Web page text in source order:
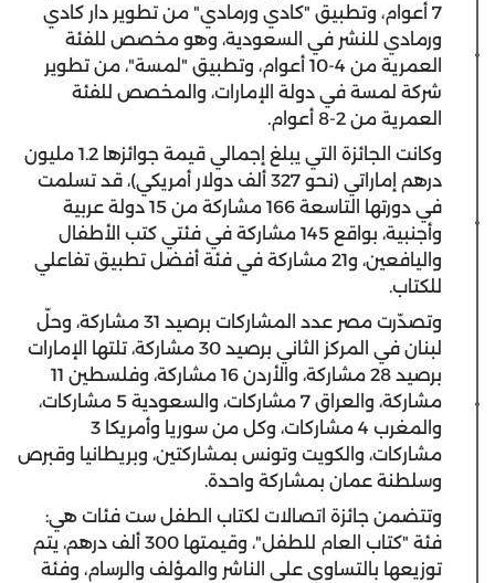
7 أعوام، وتطبيق "كادي ورمادي" من تطوير دار كادي
ورمادي للنشر في السعودية، وهو مخصص للفئة
العمرية من 4-10 أعوام، وتطبيق "لمسة"، من تطوير
شركة لمسة في دولة الإمارات، والمخصص للفئة
العمرية من 2-8 أعوام.
وكانت الجائزة التي يبلغ إجمالي قيمة جوائزها 1.2 مليون
درهم إماراتي (نحو 327 ألف دولار أمريكي)، قد تسلمت
في دورتها التاسعة 166 مشاركة من 15 دولة عربية
وأجنبية، بواقع 145 مشاركة في فئتي كتب الأطفال
واليافعين، و21 مشاركة في فئة أفضل تطبيق تفاعلي
للكتاب.
وتصدّرت مصر عدد المشاركات برصيد 31 مشاركة، وحلّ
لبنان في المركز الثاني برصيد 30 مشاركة، تلتها الإمارات
برصيد 28 مشاركة، والأردن 16 مشاركة، وفلسطين 11
مشاركة، والعراق 7 مشاركات، والسعودية 5 مشاركات،
والمغرب 4 مشاركات، وكل من سوريا وأمريكا 3
مشاركات، والكويت وتونس بمشاركتين، وبريطانيا وقبرص
وسلطنة عمان بمشاركة واحدة.
وتتضمن جائزة اتصالات لكتاب الطفل ست فئات هي:
فئة "كتاب العام للطفل"، وقيمتها 300 ألف درهم، يتم
توزيعها بالتساوي على الناشر والمؤلف والرسام، وفئة